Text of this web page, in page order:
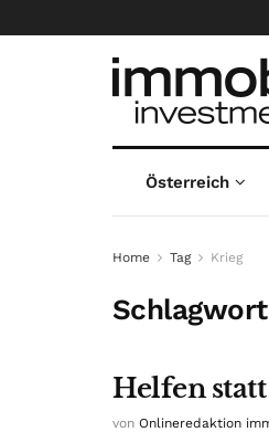
Österreich
Home Tag Krieg
Helfen
von Onlineredaktion